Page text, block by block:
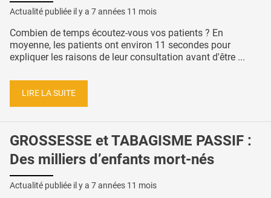
Actualité publiée il y a 7 années 11 mois
Combien de temps écoutez-vous vos patients ? En
moyenne, les patients ont environ 11 secondes pour
expliquer les raisons de leur consultation avant d'être ...
LIRE LA SUITE
GROSSESSE et TABAGISME PASSIF :
Des milliers d’enfants mort-nés
Actualité publiée il y a 7 années 11 mois